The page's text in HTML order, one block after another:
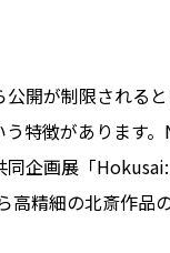
開が制限される
う特徴があります
企画展「Hokusai:
精細の北斎作品